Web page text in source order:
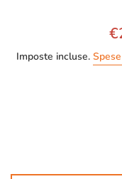
Imposte incluse.